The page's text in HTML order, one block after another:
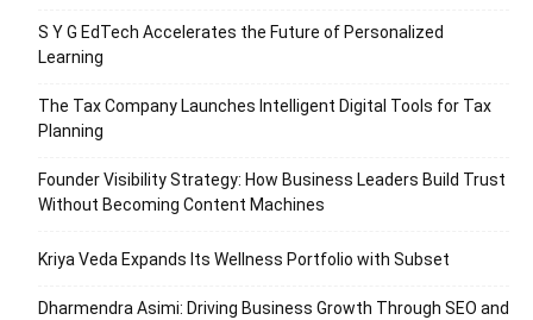
S Y G EdTech Accelerates the Future of Personalized
Learning
The Tax Company Launches Intelligent Digital Tools for Tax
Planning
Founder Visibility Strategy: How Business Leaders Build Trust
Without Becoming Content Machines
Kriya Veda Expands Its Wellness Portfolio with Subset
Dharmendra Asimi: Driving Business Growth Through SEO and